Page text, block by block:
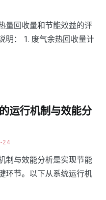
量回收量和节能效益的评
明： 1. 废气余热回收量计
运行机制与效能分
24
制与效能分析是实现节能
环节。以下从系统运行机